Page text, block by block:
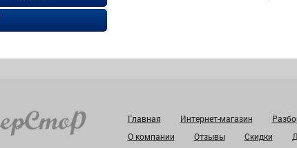
Главная Интернет-магазин
О компании
Отзывы Скидки